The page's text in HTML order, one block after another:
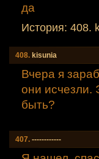
да
История: 408.
408. kisunia
Вчера я
они исчезли.
быть?
407. ------------